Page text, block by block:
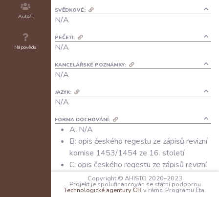
Autoři
Nápověda
SVĚDKOVÉ:
N/A
PEČETI:
N/A
KANCELÁŘSKÉ POZNÁMKY:
N/A
JAZYK:
N/A
FORMA DOCHOVÁNÍ:
A: N/A
B: opis českého regestu ze zápisů revizní
komise 1453/1454 ze 16. století
C: opis českého regestu ze zápisů revizní
komise 1453/1454 ze 16. století
ARCHIVNÍ SIGNATURA UVEDENÉHO DOCHOVÁNÍ:
Copyright © AHISTO 2020–2023
Projekt je spolufinancován se státní podporou
Technologické agentury ČR v rámci Programu Éta.